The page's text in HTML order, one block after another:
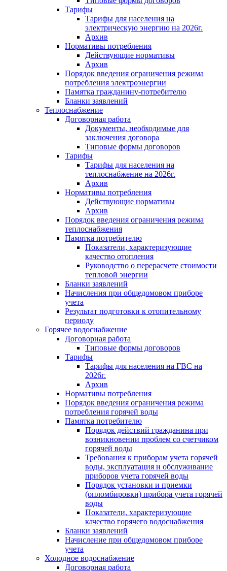
Тарифы
Тарифы для населения на
электрическую энергию на 2026г.
Архив
Нормативы потребления
Действующие нормативы
Архив
Порядок введения ограничения режима
потребления электроэнергии
Памятка гражданину-потребителю
Бланки заявлений
Теплоснабжение
Договорная работа
Документы, необходимые для
заключения договора
Типовые формы договоров
Тарифы
Тарифы для населения на
теплоснабжение на 2026г.
Архив
Нормативы потребления
Действующие нормативы
Архив
Порядок введения ограничения режима
теплоснабжения
Памятка потребителю
Показатели, характеризующие
качество отопления
Руководство о перерасчете стоимости
тепловой энергии
Бланки заявлений
Начисления при общедомовом приборе
учета
Результат подготовки к отопительному
периоду
Горячее водоснабжение
Договорная работа
Типовые формы договоров
Тарифы
Тарифы для населения на ГВС на
2026г.
Архив
Нормативы потребления
Порядок введения ограничения режима
потребления горячей воды
Памятка потребителю
Порядок действий гражданина при
возникновении проблем со счетчиком
горячей воды
Требования к приборам учета горячей
воды, эксплуатация и обслуживание
приборов учета горячей воды
Порядок установки и приемки
(опломбировки) прибора учета горячей
воды
Показатели, характеризующие
качество горячего водоснабжения
Бланки заявлений
Начисление при общедомовом приборе
учета
Холодное водоснабжение
Договорная работа